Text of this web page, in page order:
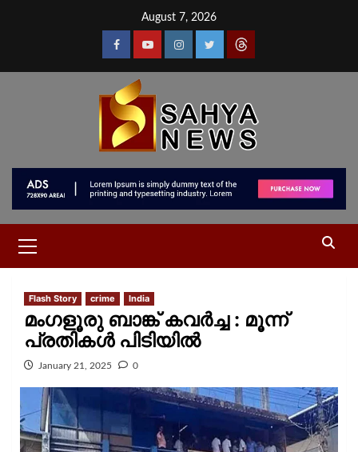
August 7, 2026
Flash Story crime India
മംഗളൂരു ബാങ്ക് കവർച്ച : മൂന്ന്
പ്രതികൾ പിടിയിൽ
January 21, 2025 0